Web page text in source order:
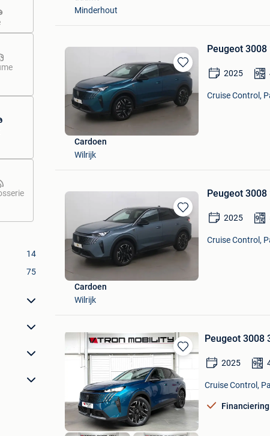
14
75
Minderhout
Bewaren
Mijn
Favorieten
Peugeot 3008
2025
Cruise Control,
Cardoen
Wilrijk
Bewaren
Mijn
Favorieten
Peugeot 3008
2025
Cruise Control,
Cardoen
Wilrijk
Bewaren
in
Mijn
Favorieten
Peugeot 3008
2025
Cruise Control,